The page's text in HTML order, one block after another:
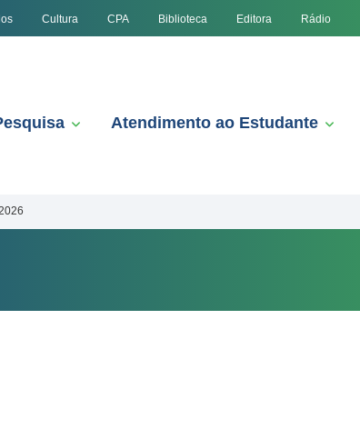
Cultura CPA Biblioteca Editora Rádio
Atendimento ao Estudante